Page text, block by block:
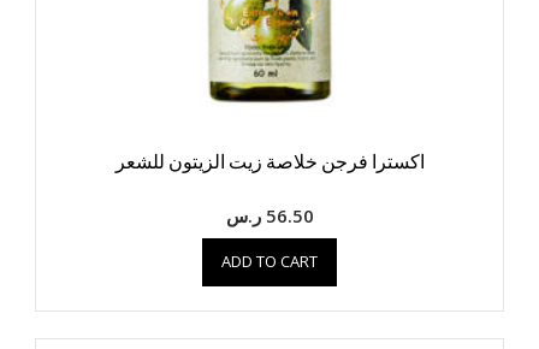
اكسترا فرجن خلاصة زيت الزيتون للشعر
56.50 ر.س
ADD TO CART